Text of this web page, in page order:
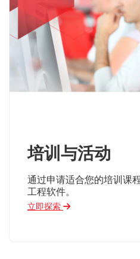
培训与活动
通过申请适合您的培训课
工程软件。
立即探索